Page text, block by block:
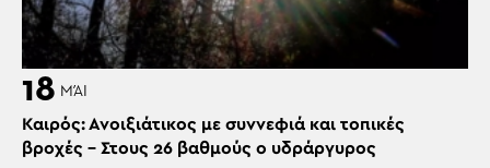
18 ΜΆΙ
Καιρός: Ανοιξιάτικος με συννεφιά και τοπικές
βροχές – Στους 26 βαθμούς ο υδράργυρος